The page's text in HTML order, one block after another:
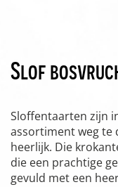
Slof
Sloffentaarten zijn
assortiment weg te
heerlijk. Die
die een prachtige
gevuld met een